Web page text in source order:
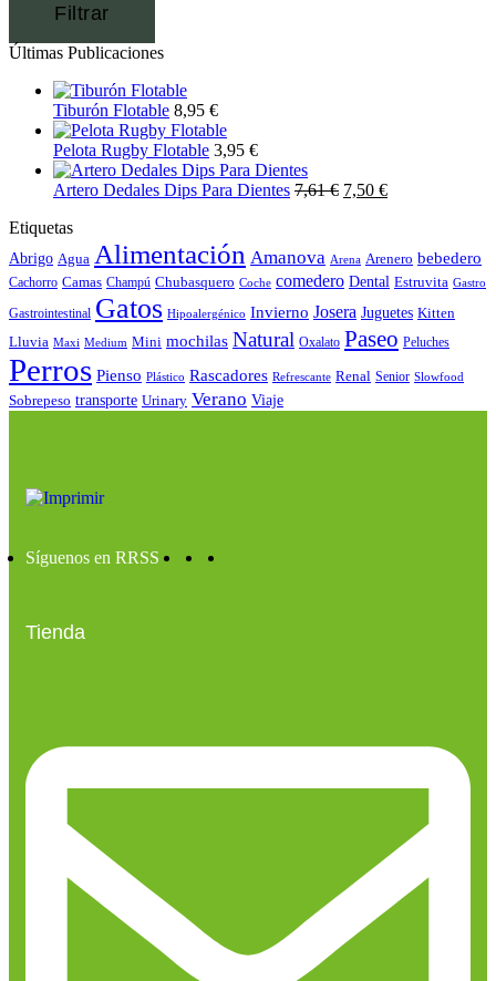
Filtrar
Últimas Publicaciones
Tiburón Flotable 8,95 €
Pelota Rugby Flotable 3,95 €
Artero Dedales Dips Para Dientes 7,61€ 7,50 €
Etiquetas
Abrigo Agua Alimentación Amanova Arena Arenero bebedero
Cachorro Camas Champú Chubasquero Coche comedero Dental Estruvita Gastro
Gastrointestinal Gatos Hipoalergénico Invierno Josera Juguetes Kitten
Lluvia Maxi Medium Mini mochilas Natural Oxalato Paseo Peluches
Perros Pienso Plástico Rascadores Refrescante Renal Senior Slowfood
Sobrepeso transporte Urinary Verano Viaje
Síguenos en RRSS
Tienda